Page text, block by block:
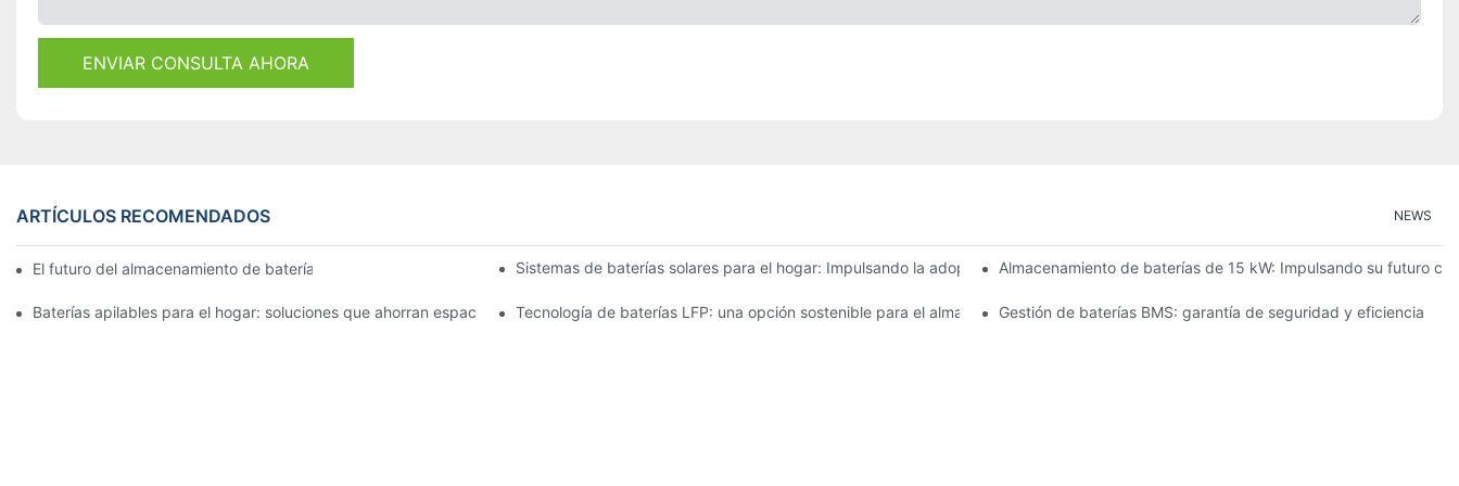
ENVIAR CONSULTA AHORA
ARTÍCULOS RECOMENDADOS NEWS
El futuro del almacenamiento de baterías comerciales: tendencias e innovacionesSistemas de baterías solares para el hogar: Impulsando la adopción de energías renovablesAlmacenamiento de baterías de 15 kW: Impulsando su futuro
Baterías apilables para el hogar: soluciones que ahorran espacio para el almacenamiento de energíaTecnología de baterías LFP: una opción sostenible para el almacenamiento de energíaGestión de baterías BMS: garantía de seguridad y eficiencia